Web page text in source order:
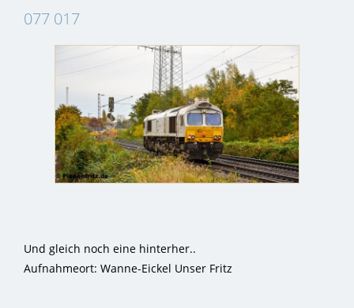
077 017
Und gleich noch eine hinterher..
Aufnahmeort: Wanne-Eickel Unser Fritz